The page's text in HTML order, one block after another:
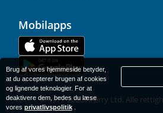
Mobilapps
© 1977-2026AFerry Ltd. Alle
Brug af vores hjemmeside betyder,
at du accepterer brugen af cookies
og lignende teknologier. For at
deaktivere dem, bedes du læse
vores privatlivspolitik.